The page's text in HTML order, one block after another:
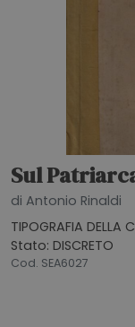
Sul
di Antonio Rinaldi
TIPOGRAFIA DELLA
Stato: DISCRETO
Cod. SEA6027